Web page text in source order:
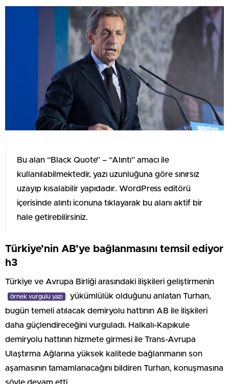
Bu alan “Black Quote” – “Alıntı” amacı ile
kullanılabilmektedir, yazı uzunluğuna göre sınırsız
uzayıp kısalabilir yapıdadır. WordPress editörü
içerisinde alıntı iconuna tıklayarak bu alanı aktif bir
hale getirebilirsiniz.
Türkiye’nin AB’ye bağlanmasını temsil ediyor
h3
Türkiye ve Avrupa Birliği arasındaki ilişkileri geliştirmenin
örnek vurgulu yazı
yükümlülük olduğunu anlatan Turhan,
bugün temeli atılacak demiryolu hattının AB ile ilişkileri
daha güçlendireceğini vurguladı. Halkalı-Kapıkule
demiryolu hattının hizmete girmesi ile Trans-Avrupa
Ulaştırma Ağlarına yüksek kalitede bağlanmanın son
aşamasının tamamlanacağını bildiren Turhan, konuşmasına